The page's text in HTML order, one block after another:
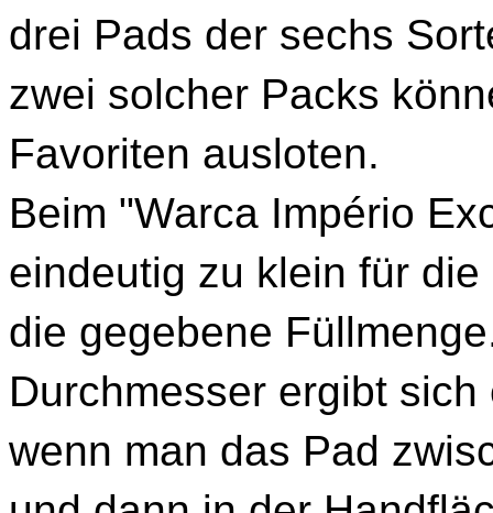
drei Pads der sechs
zwei solcher Packs
Favoriten ausloten.
Beim "Warca Império
eindeutig zu klein für
die gegebene
Durchmesser ergibt
wenn man das Pad